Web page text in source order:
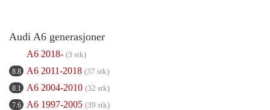
Audi A6 generasjoner
A6 2018- (3 stk)
8.8 A6 2011-2018 (37 stk)
8.1 A6 2004-2010 (32 stk)
7.6 A6 1997-2005 (39 stk)